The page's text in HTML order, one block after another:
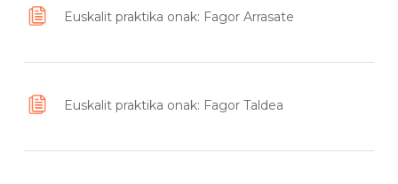
Euskalit praktika onak: Fagor Arrasate
Euskalit praktika onak: Fagor Taldea